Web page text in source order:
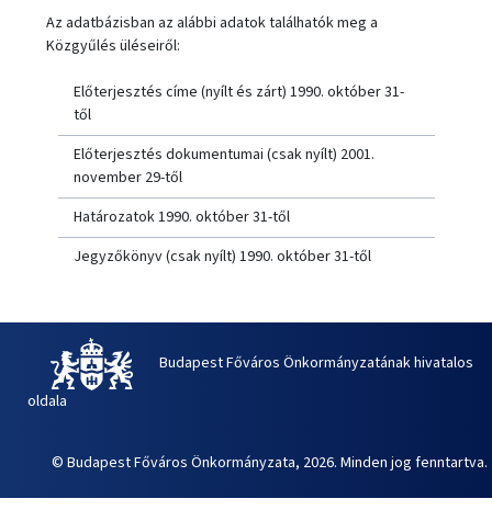
Az adatbázisban az alábbi adatok találhatók meg a
Közgyűlés üléseiről:
Előterjesztés címe (nyílt és zárt) 1990. október 31-
től
Előterjesztés dokumentumai (csak nyílt) 2001.
november 29-től
Határozatok 1990. október 31-től
Jegyzőkönyv (csak nyílt) 1990. október 31-től
Budapest Főváros Önkormányzatának hivatalos
oldala
© Budapest Főváros Önkormányzata, 2026. Minden jog fenntartva.